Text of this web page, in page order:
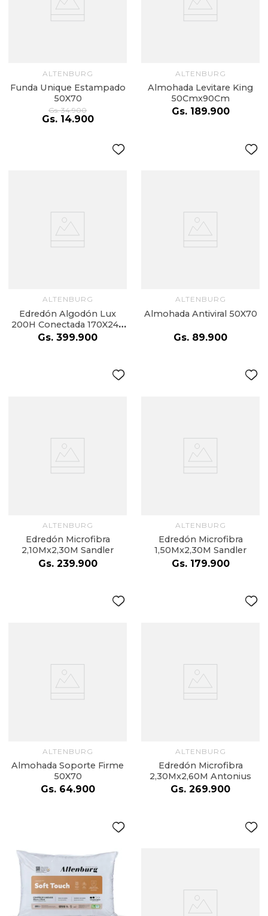
ALTENBURG
Funda Unique Estampado
50X70
Gs. 34.900
Gs. 14.900
ALTENBURG
Almohada Levitare King
50Cmx90Cm
Gs. 189.900
ALTENBURG
Edredón Algodón Lux
200H Conectada 170X240
Cm Cruze Cinza
Gs. 399.900
ALTENBURG
Almohada Antiviral 50X70
Gs. 89.900
ALTENBURG
Edredón Microfibra
2,10Mx2,30M Sandler
Gs. 239.900
ALTENBURG
Edredón Microfibra
1,50Mx2,30M Sandler
Gs. 179.900
ALTENBURG
Almohada Soporte Firme
50X70
Gs. 64.900
ALTENBURG
Edredón Microfibra
2,30Mx2,60M Antonius
Gs. 269.900